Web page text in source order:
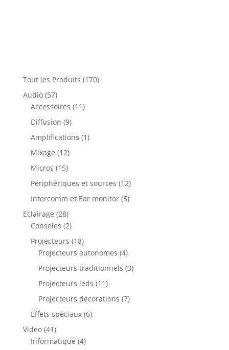
Tout les Produits 170170
Audio 5757
produits
Accessoires 1111
Diffusion 99
produits
Amplifications 11
Mixage 1212
produits
Micros 1515
produits
Périphériques et sources 1212
produits
Intercomm et Ear monitor 55
Eclairage 2828
produits
Consoles 22
produits
Projecteurs 1818
produits
Projecteurs autonomes 44
produits
Projecteurs traditionnels 33
Projecteurs leds 1111
produits
Projecteurs décorations 77
Effets spéciaux 66
Video 4141
produits
Informatique 44